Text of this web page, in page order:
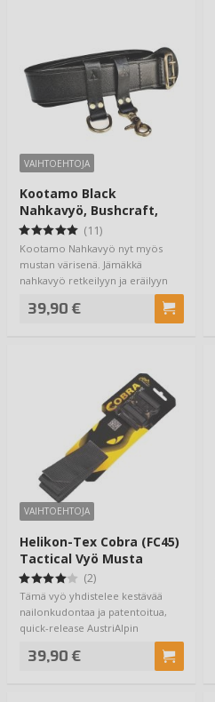
VAIHTOEHTOJA
Kootamo Black
Nahkavyö, Bushcraft,
Utility
(11)
Kootamo Nahkavyö nyt myös
mustan värisenä. Jämäkkä
nahkavyö retkeilyyn ja eräilyyn
39,90 €
VAIHTOEHTOJA
Helikon-Tex Cobra (FC45)
Tactical Vyö Musta
(2)
Tämä vyö yhdistelee kestävää
nailonkudontaa ja patentoitua,
quick-release AustriAlpin
39,90 €